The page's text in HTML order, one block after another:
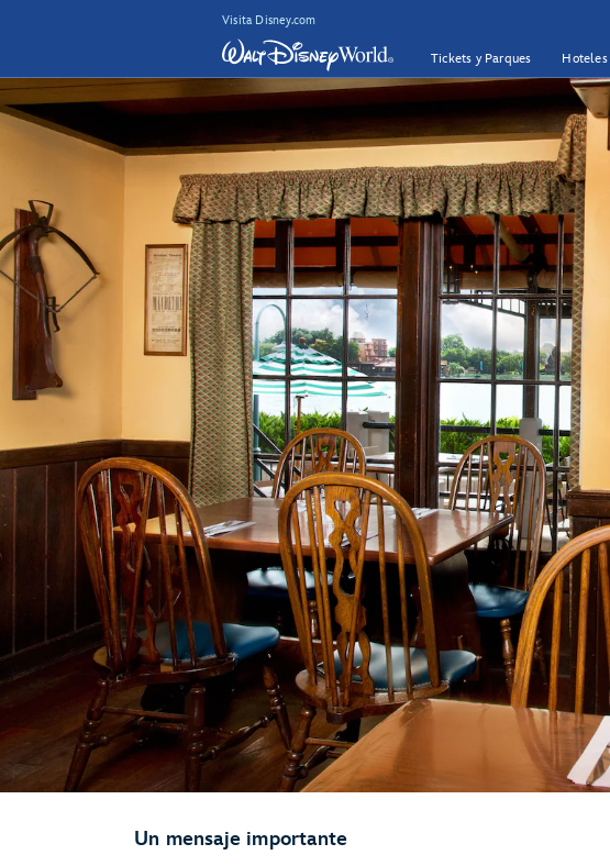
Visita Disney.com
Tickets y Parques Hoteles
Un mensaje importante